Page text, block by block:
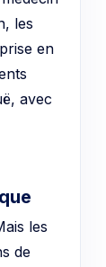
les
en
avec
les
de